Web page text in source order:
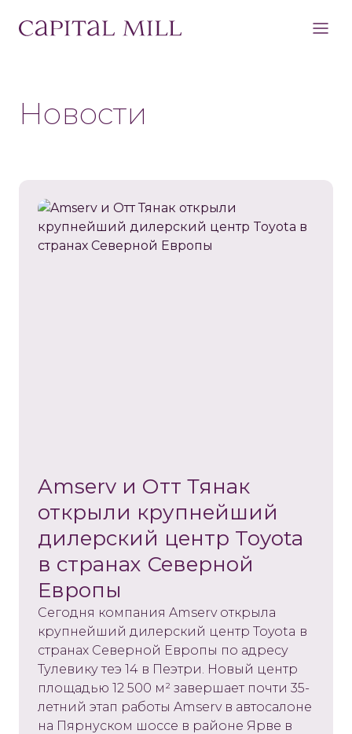
Новости
Amserv и Отт Тянак
открыли крупнейший
дилерский центр Toyota
в странах Северной
Европы
Сегодня компания Amserv открыла
крупнейший дилерский центр Toyota в
странах Северной Европы по адресу
Тулевику теэ 14 в Пеэтри. Новый центр
площадью 12 500 м² завершает почти 35-
летний этап работы Amserv в автосалоне
на Пярнуском шоссе в районе Ярве в